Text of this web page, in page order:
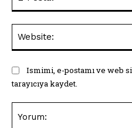
Ismimi, e-postamı ve web
tarayıcıya kaydet.